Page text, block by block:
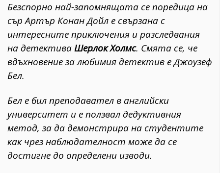
Wellness
1817
ПОСЛЕДВАЙТЕ
НИ
Безспорно най-запомнящата се поредица на
сър Артър Конан Дойл е свързана с
интересните приключения и разследвания
на детективаШерлок Холмс. Смята се, че
вдъхновение за любимия детектив е Джоузеф
Бел.
Бел е бил преподавател в английски
университет и е ползвал дедуктивния
метод, за да демонстрира на студентите
как чрез наблюдателност може да се
достигне до определени изводи.